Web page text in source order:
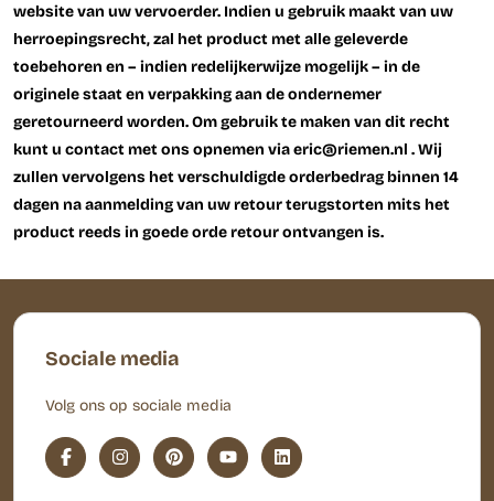
website van uw vervoerder. Indien u gebruik maakt van uw
herroepingsrecht, zal het product met alle geleverde
toebehoren en – indien redelijkerwijze mogelijk – in de
originele staat en verpakking aan de ondernemer
geretourneerd worden. Om gebruik te maken van dit recht
kunt u contact met ons opnemen via eric@riemen.nl . Wij
zullen vervolgens het verschuldigde orderbedrag binnen 14
dagen na aanmelding van uw retour terugstorten mits het
product reeds in goede orde retour ontvangen is.
Sociale media
Volg ons op sociale media